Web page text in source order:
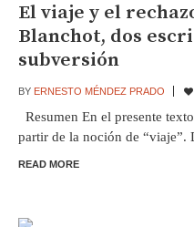
El viaje y el
Blanchot, dos
subversión
BY ERNESTO MÉNDEZ PRADO
Resumen En el presente
partir de la noción de “viaje”.
READ MORE